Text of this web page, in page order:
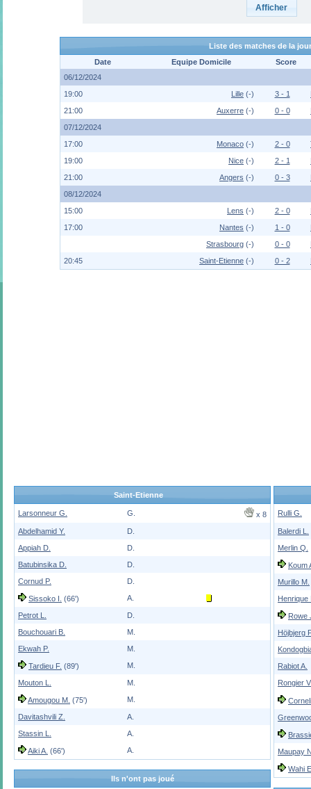
Liste des matches de la
Date
Equipe Domicile
Score
06/12/2024
19:00
Lille (-) 3 - 1
21:00
Auxerre (-) 0 - 0
07/12/2024
17:00
Monaco (-) 2 - 0
19:00
Nice (-) 2 - 1
21:00
Angers (-) 0 - 3
08/12/2024
15:00
Lens (-) 2 - 0
17:00
Nantes (-) 1 - 0
Strasbourg (-) 0 - 0
20:45
Saint-Etienne (-) 0 - 2
Saint-Etienne
Larsonneur G. G.
x 8
Abdelhamid Y.
D.
Appiah D.
D.
Batubinsika D.
D.
Cornud P.
D.
Sissoko I. (66') A.
Petrot L.
D.
Bouchouari B.
M.
Ekwah P.
M.
Tardieu F. (89') M.
Mouton L. M.
Amougou M. (75') M.
Davitashvili Z.
A.
Stassin L.
A.
Aiki A. (66') A.
Ils n'ont pas joué
Rulli G.
Balerdi L.
Merlin Q.
Koum
Murillo M.
Henrique
Rowe
Höjbjerg
Rabiot A.
Rongier
Maupay
Wahi